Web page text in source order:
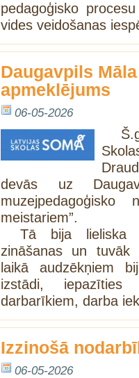
pedagoģisko
vides veidošanas
Daugavpils
apmeklējums
06-05-2026
devās uz
meistariem”.
Tā bija lieliska
zināšanas un tuvāk
laikā audzēkņiem
izstādi,
darbarīkiem, darba
Izzinošā
06-05-2026